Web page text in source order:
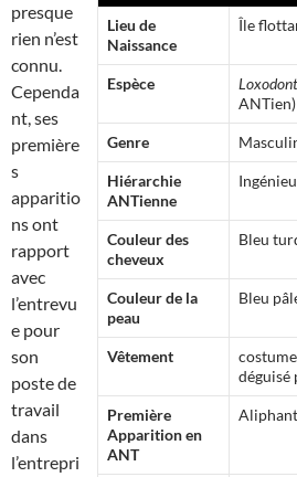
Lieu de
Naissance
Île
Espèce
ANTien)
Genre
Hiérarchie
ANTienne
Couleur des
cheveux
Bleu
Couleur de la
peau
Bleu
Vêtement
déguisé
Première
Apparition en
ANT
presque
rien n’est
connu.
Cependa
nt, ses
première
s
apparitio
ns ont
rapport
avec
l’entrevu
e pour
son
poste de
travail
dans
l’entrepri